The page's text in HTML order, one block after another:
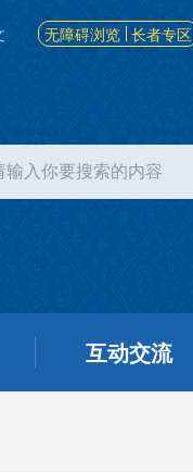
无障碍浏览 长者专区
互动交流